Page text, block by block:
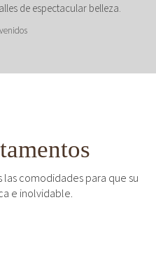
de espectacular belleza.
comodidades para que su
e inolvidable.